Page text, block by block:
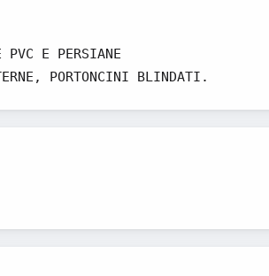
E PERSIANE
PORTONCINI BLINDATI.